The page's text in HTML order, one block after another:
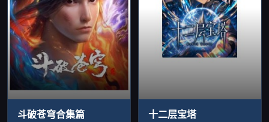
斗破苍穹合集篇 十二层宝塔